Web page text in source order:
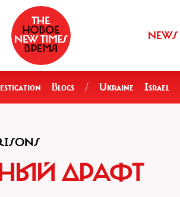
NEWS
Blogs / Ukraine Israel
ДРАФТ